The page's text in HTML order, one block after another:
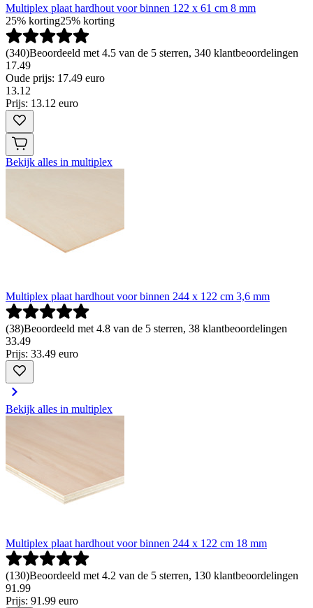
Multiplex plaat hardhout voor binnen 122 x 61 cm 8 mm
25% korting25% korting
(340)Beoordeeld met 4.5 van de 5 sterren, 340 klantbeoordelingen
17.49
Oude prijs: 17.49 euro
13.12
Prijs: 13.12 euro
Bekijk alles in multiplex
Multiplex plaat hardhout voor binnen 244 x 122 cm 3,6 mm
(38)Beoordeeld met 4.8 van de 5 sterren, 38 klantbeoordelingen
33.49
Prijs: 33.49 euro
Bekijk alles in multiplex
Multiplex plaat hardhout voor binnen 244 x 122 cm 18 mm
(130)Beoordeeld met 4.2 van de 5 sterren, 130 klantbeoordelingen
91 .99
Prijs: 91.99 euro